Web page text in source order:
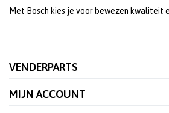
Met Bosch kies je voor bewezen kwaliteit
VENDERPARTS
MIJN ACCOUNT